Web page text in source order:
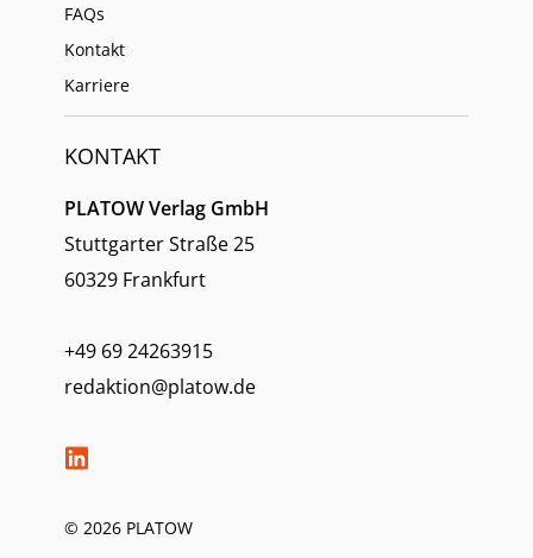
FAQs
Kontakt
Karriere
KONTAKT
PLATOW Verlag GmbH
Stuttgarter Straße 25
60329 Frankfurt
+49 69 24263915
redaktion@platow.de
© 2026 PLATOW